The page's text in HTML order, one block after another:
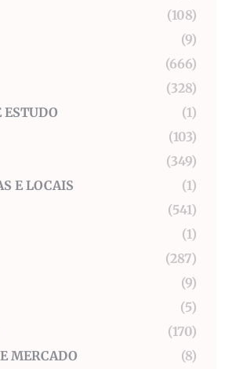
(108)
(9)
(666)
(328)
ESTUDO
(1)
(103)
(349)
E LOCAIS
(1)
(541)
(1)
(287)
(9)
(5)
(170)
MERCADO
(8)